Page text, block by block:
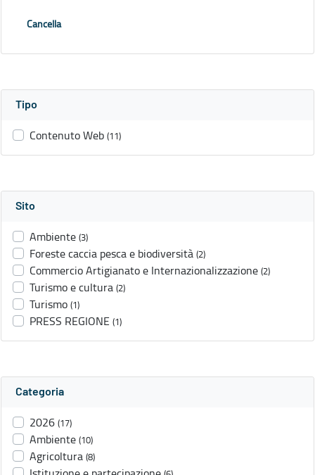
Cancella
Tipo
Contenuto Web (11)
Sito
Ambiente (3)
Foreste caccia pesca e biodiversità (2)
Commercio Artigianato e Internazionalizzazione (2)
Turismo e cultura (2)
Turismo (1)
PRESS REGIONE (1)
Categoria
2026 (17)
Ambiente (10)
Agricoltura (8)